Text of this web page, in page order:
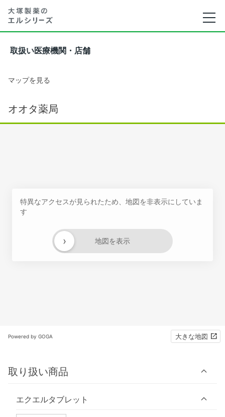
取扱い医療機関・店舗
マップを見る
オオタ薬局
特異なアクセスが見られたため、地図を非表示にしていま
す
地図を表示
›
Powered by GOGA 大きな地図
取り扱い商品
エクエルタブレット